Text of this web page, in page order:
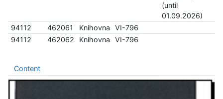
(until
01.09.2026)
94112
462061 Knihovna
VI-796
94112
462062 Knihovna VI-796
Content